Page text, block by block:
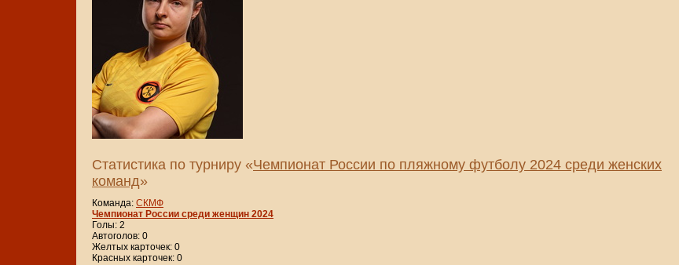
Статистика по турниру «Чемпионат России по пляжному футболу 2024 среди женских
команд»
Команда: СКМФ
Чемпионат России среди женщин 2024
Голы: 2
Автоголов: 0
Желтых карточек: 0
Красных карточек: 0